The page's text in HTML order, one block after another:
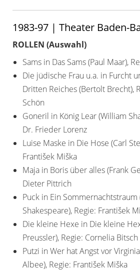
1983-97 | Theater Baden-
ROLLEN (Auswahl)
Sams in Das Sams (Paul Maar),
Die jüdische Frau u.a. in Furcht
Dritten Reiches (Bertolt Brecht),
Schön
Goneril in König Lear (William
Dr. Frieder Lorenz
Luise Maske in Die Hose (Carl
František Miška
Maja in Boris über alles (Frank
Dieter Pittrich
Puck in Ein Sommernachtstraum
Shakespeare), Regie: František
Die kleine Hexe in Die kleine
Preussler), Regie: Cornelia Bitsch
Putzi in Wer hat Angst vor
Albee), Regie: František Miška